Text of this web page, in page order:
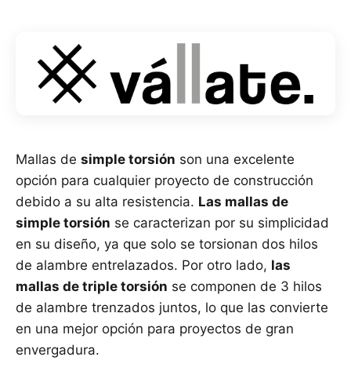
Mallas de simple torsión son una excelente
opción para cualquier proyecto de construcción
debido a su alta resistencia. Las mallas de
simple torsión se caracterizan por su simplicidad
en su diseño, ya que solo se torsionan dos hilos
de alambre entrelazados. Por otro lado, las
mallas de triple torsión se componen de 3 hilos
de alambre trenzados juntos, lo que las convierte
en una mejor opción para proyectos de gran
envergadura.